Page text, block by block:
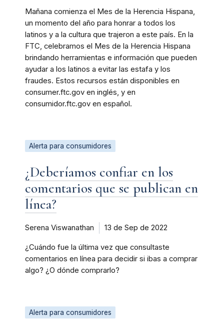
Mañana comienza el Mes de la Herencia Hispana,
un momento del año para honrar a todos los
latinos y a la cultura que trajeron a este país. En la
FTC, celebramos el Mes de la Herencia Hispana
brindando herramientas e información que pueden
ayudar a los latinos a evitar las estafa y los
fraudes. Estos recursos están disponibles en
consumer.ftc.gov en inglés, y en
consumidor.ftc.gov en español.
Alerta para consumidores
¿Deberíamos confiar en los
comentarios que se publican en
línea?
Serena Viswanathan 13 de Sep de 2022
¿Cuándo fue la última vez que consultaste
comentarios en línea para decidir si ibas a comprar
algo? ¿O dónde comprarlo?
Alerta para consumidores